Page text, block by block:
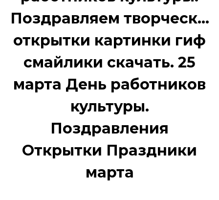
Поздравляем творческ...
открытки картинки гиф
смайлики скачать. 25
марта День работников
культуры.
Поздравления
Открытки Праздники
марта